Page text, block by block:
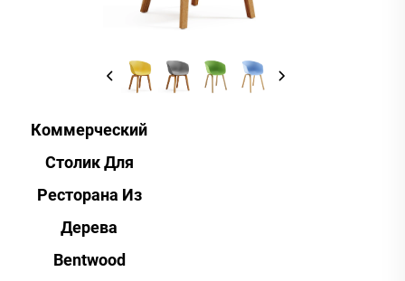
Коммерческий
Столик Для
Ресторана Из
Дерева
Bentwood